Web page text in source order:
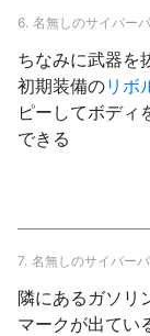
6. 名無しのサイバー
ちなみに武器を
初期装備のリボ
ピーしてボディ
できる
7. 名無しのサイバー
隣にあるガソリ
マークが出てい